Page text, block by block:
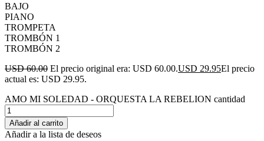
BAJO
PIANO
TROMPETA
TROMBÓN 1
TROMBÓN 2
USD 60.00 El precio original era: USD 60.00.USD 29.95El precio
actual es: USD 29.95.
AMO MI SOLEDAD - ORQUESTA LA REBELION cantidad
Añadir al carrito
Añadir a la lista de deseos